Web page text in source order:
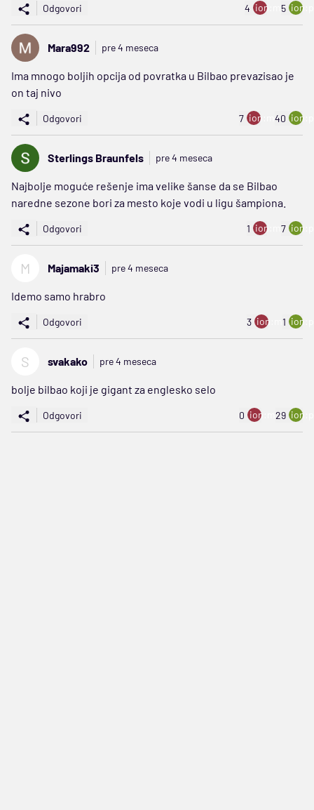
Odgovori 4 ion:minus
5
Mara992 pre 4 meseca
Ima mnogo boljih opcija od povratka u Bilbao prevazisao je
on taj nivo
Odgovori 7 ion:minus
40
Sterlings Braunfels pre 4 meseca
Najbolje moguće rešenje ima velike šanse da se Bilbao
naredne sezone bori za mesto koje vodi u ligu šampiona.
Odgovori 1 ion:minus
7
M Majamaki3 pre 4 meseca
Idemo samo hrabro
Odgovori 3 ion:minus
1
S svakako pre 4 meseca
bolje bilbao koji je gigant za englesko selo
Odgovori 0 ion:minus
29